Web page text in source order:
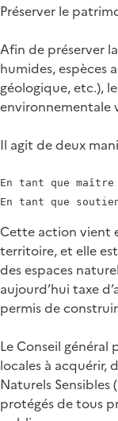
Préserver le
Afin de préserver
humides, espèces
géologique, etc.),
environnementale
Il agit de deux
En tant que maître
Cette action vient
territoire, et elle
des espaces
aujourd’hui taxe
permis de
Le Conseil
locales à acquérir,
Naturels Sensibles
protégés de tous